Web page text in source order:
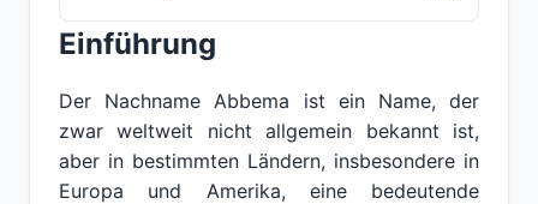
Einführung
Der Nachname Abbema ist ein Name, der
zwar weltweit nicht allgemein bekannt ist,
aber in bestimmten Ländern, insbesondere in
Europa und Amerika, eine bedeutende